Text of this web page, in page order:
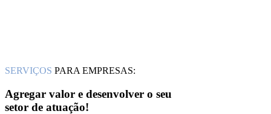
SERVIÇOS PARA EMPRESAS:
Agregar valor e desenvolver o seu
setor de atuação!